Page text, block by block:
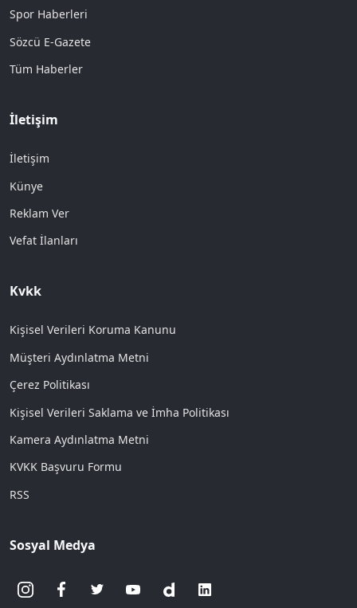
Spor Haberleri
Sözcü E-Gazete
Tüm Haberler
İletişim
İletişim
Künye
Reklam Ver
Vefat İlanları
Kvkk
Kişisel Verileri Koruma Kanunu
Müşteri Aydınlatma Metni
Çerez Politikası
Kişisel Verileri Saklama ve İmha Politikası
Kamera Aydınlatma Metni
KVKK Başvuru Formu
RSS
Sosyal Medya